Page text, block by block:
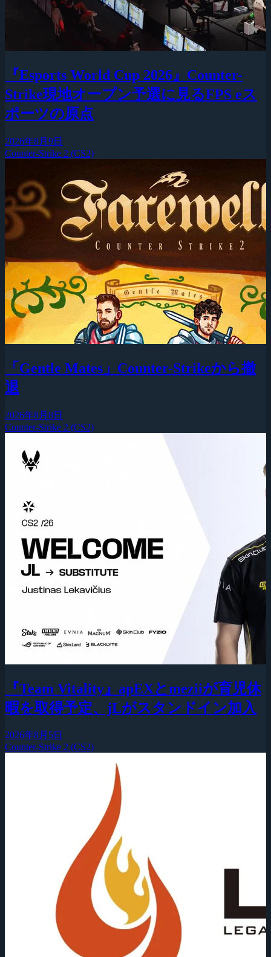
『Esports World Cup 2026』Counter-
Strike現地オープン予選に見るFPS eス
ポーツの原点
2026年8月9日
Counter-Strike 2 (CS2)
「Gentle Mates」Counter-Strikeから撤
退
2026年8月8日
Counter-Strike 2 (CS2)
『Team Vitality』apEXとmeziiが育児休
暇を取得予定、jLがスタンドイン加入
2026年8月5日
Counter-Strike 2 (CS2)